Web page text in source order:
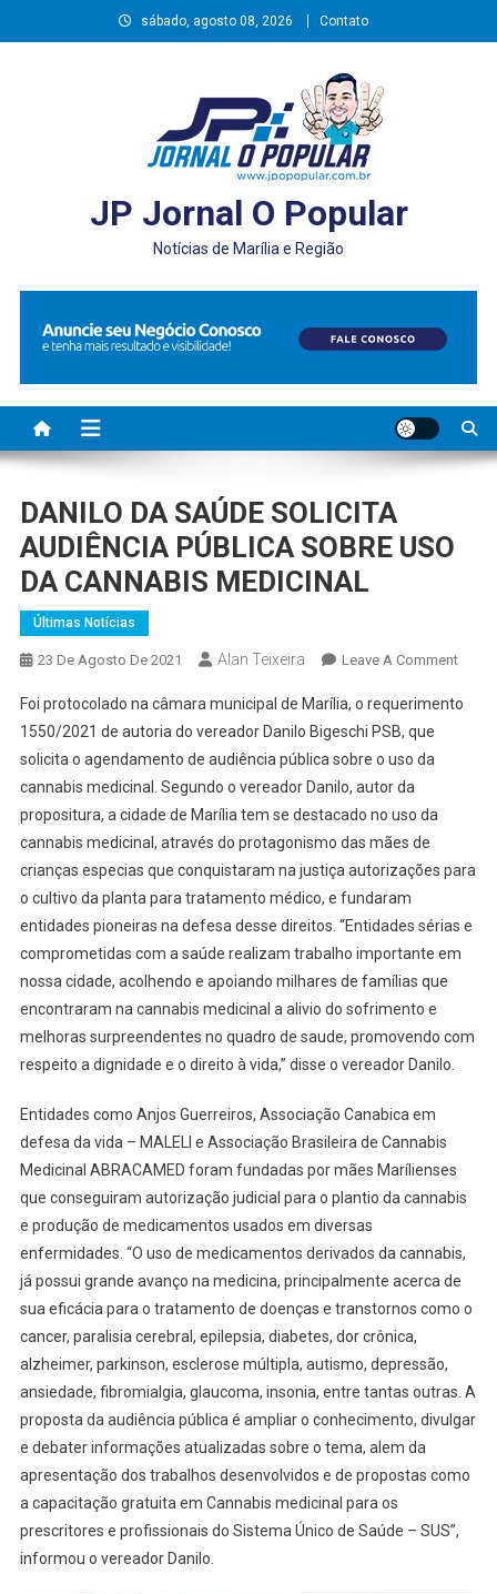
to
sábado, agosto 08, 2026 Contato
JP Jornal O Popular
Notícias de Marília e Região
DANILO DA SAÚDE SOLICITA
AUDIÊNCIA PÚBLICA SOBRE USO
DA CANNABIS MEDICINAL
Últimas Notícias
23 De Agosto De 2021 Alan Teixeira Leave A CommentOn
DA
USO
Foi protocolado na câmara municipal de Marília, o requerimento
1550/2021 de autoria do vereador Danilo Bigeschi PSB, que
solicita o agendamento de audiência pública sobre o uso da
cannabis medicinal. Segundo o vereador Danilo, autor da
propositura, a cidade de Marília tem se destacado no uso da
cannabis medicinal, através do protagonismo das mães de
crianças especias que conquistaram na justiça autorizações para
o cultivo da planta para tratamento médico, e fundaram
entidades pioneiras na defesa desse direitos. “Entidades sérias e
comprometidas com a saúde realizam trabalho importante em
nossa cidade, acolhendo e apoiando milhares de famílias que
encontraram na cannabis medicinal a alivio do sofrimento e
melhoras surpreendentes no quadro de saude, promovendo com
respeito a dignidade e o direito à vida,” disse o vereador Danilo.
Entidades como Anjos Guerreiros, Associação Canabica em
defesa da vida – MALELI e Associação Brasileira de Cannabis
Medicinal ABRACAMED foram fundadas por mães Marílienses
que conseguiram autorização judicial para o plantio da cannabis
e produção de medicamentos usados em diversas
enfermidades. “O uso de medicamentos derivados da cannabis,
já possui grande avanço na medicina, principalmente acerca de
sua eficácia para o tratamento de doenças e transtornos como o
cancer, paralisia cerebral, epilepsia, diabetes, dor crônica,
alzheimer, parkinson, esclerose múltipla, autismo, depressão,
ansiedade, fibromialgia, glaucoma, insonia, entre tantas outras. A
proposta da audiência pública é ampliar o conhecimento, divulgar
e debater informações atualizadas sobre o tema, alem da
apresentação dos trabalhos desenvolvidos e de propostas como
a capacitação gratuita em Cannabis medicinal para os
prescritores e profissionais do Sistema Único de Saúde – SUS”,
informou o vereador Danilo.